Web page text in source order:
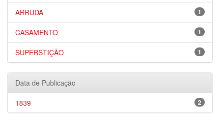
1
ARRUDA
1
CASAMENTO
1
SUPERSTIÇÃO
Data de Publicação
2
1839